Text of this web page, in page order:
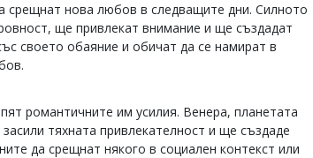
срещнат нова любов в следващите дни. Силното
ще привлекат внимание и ще създадат
своето обаяние и обичат да се намират в
романтичните им усилия. Венера, планетата
тяхната привлекателност и ще създаде
да срещнат някого в социален контекст или